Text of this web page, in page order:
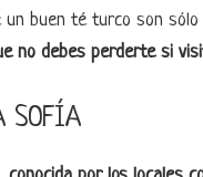
buen té turco son sólo
no debes perderte si
SOFÍA